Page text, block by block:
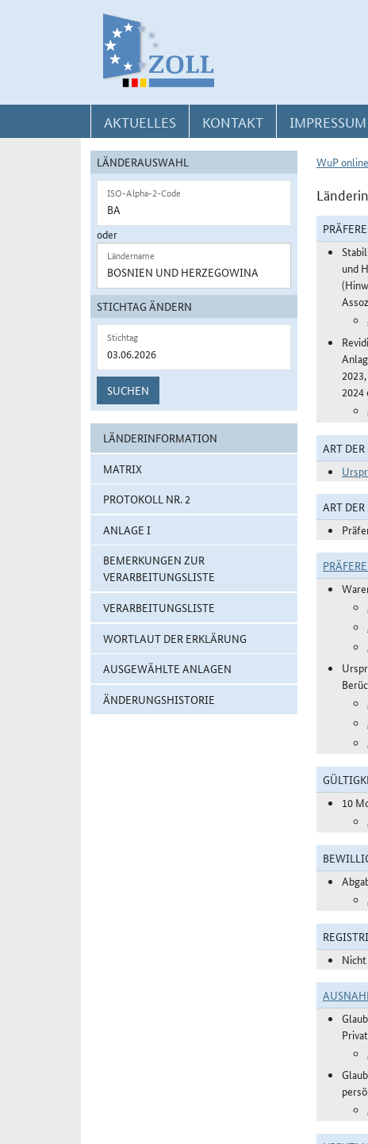
AKTUELLES KONTAKT
LÄNDERAUSWAHL
ISO-Alpha-2-Code
oder
Ländername
STICHTAG ÄNDERN
Stichtag
SUCHEN
LÄNDERINFORMATION
MATRIX
PROTOKOLL NR. 2
ANLAGE I
BEMERKUNGEN ZUR
VERARBEITUNGSLISTE
VERARBEITUNGSLISTE
WORTLAUT DER ERKLÄRUNG
AUSGEWÄHLTE ANLAGEN
ÄNDERUNGSHISTORIE
WuP online
und
ART
ART
10